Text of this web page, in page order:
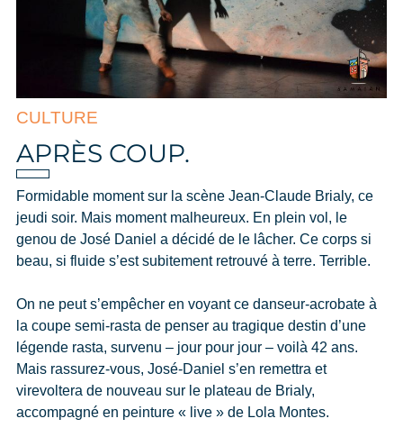
CULTURE
APRÈS COUP.
Formidable moment sur la scène Jean-Claude Brialy, ce
jeudi soir. Mais moment malheureux. En plein vol, le
genou de José Daniel a décidé de le lâcher. Ce corps si
beau, si fluide s’est subitement retrouvé à terre. Terrible.
On ne peut s’empêcher en voyant ce danseur-acrobate à
la coupe semi-rasta de penser au tragique destin d’une
légende rasta, survenu – jour pour jour – voilà 42 ans.
Mais rassurez-vous, José-Daniel s’en remettra et
virevoltera de nouveau sur le plateau de Brialy,
accompagné en peinture « live » de Lola Montes.